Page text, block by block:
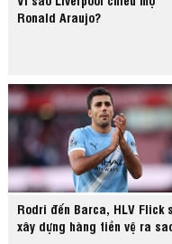
Ronald Araujo?
Rodri đến Barca, HLV Flick
xây dựng hàng tiền vệ ra